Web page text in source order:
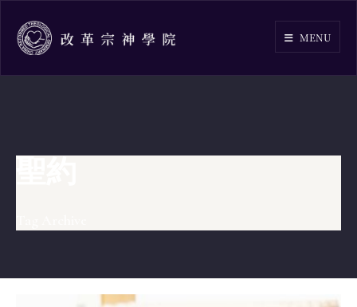
content
MENU